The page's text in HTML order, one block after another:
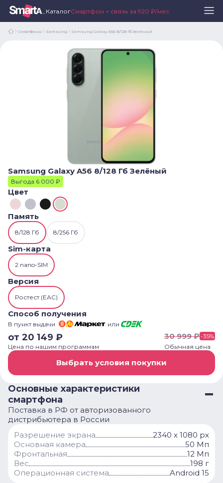
КаталогСмартфон + связь за 920 ₽/мес
Смартфоны Samsung Samsung Galaxy A56 8/128 Гб Зелёный
Samsung Galaxy A56 8/128 Гб Зелёный
Выгода 6 000 ₽
Цвет
Память
8/128 Гб 8/256 Гб
Sim-карта
2 nano-SIM
Версия
Ростест (ЕАС)
Способ получения
В пункт выдачи или
от 20 149 ₽
Цена по нашим программам
30 999₽-35%
Обычная цена
Выбрать условия покупки
Основные характеристики
смартфона
Поставка в РФ от авторизованного
дистрибьютера в России
Разрешение экрана
2340 х 1080 px
Основная камера
50 Мп
Фронтальная
12 Мп
Вес
198 г
Операционная система
Android 15